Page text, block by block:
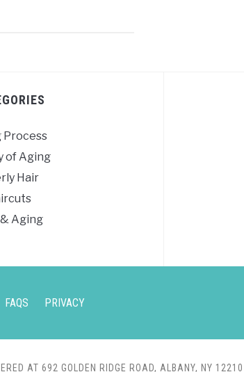
Process
of Aging
Hair
Aging
FAQS PRIVACY
AT 692 GOLDEN RIDGE ROAD, ALBANY, NY 12210